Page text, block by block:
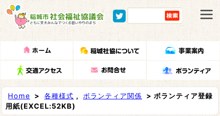
Home > 各種様式 , ボランティア関係
> ボランティア登録
用紙(EXCEL:52KB)